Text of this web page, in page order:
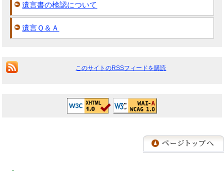
遺言書の検認について
遺言Ｑ＆Ａ
このサイトのRSSフィードを購読